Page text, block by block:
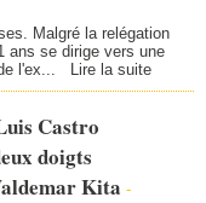
Malgré la relégation
ans se dirige vers une
l'ex...
Lire la suite
Castro
doigts
Kita -